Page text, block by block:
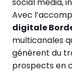
social media,
Avec
digitale
multicanales
génèrent du
prospects en